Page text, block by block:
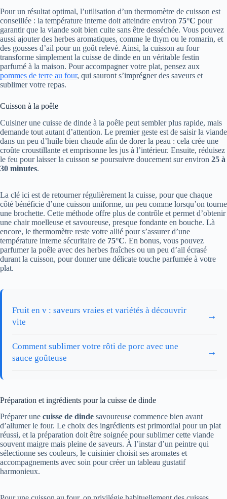
Pour un résultat optimal, l’utilisation d’un thermomètre de cuisson est
conseillée : la température interne doit atteindre environ 75°C pour
garantir que la viande soit bien cuite sans être desséchée. Vous pouvez
aussi ajouter des herbes aromatiques, comme le thym ou le romarin, et
des gousses d’ail pour un goût relevé. Ainsi, la cuisson au four
transforme simplement la cuisse de dinde en un véritable festin
parfumé à la maison. Pour accompagner votre plat, pensez aux
pommes de terre au four, qui sauront s’imprégner des saveurs et
sublimer votre repas.
Cuisson à la poêle
Cuisiner une cuisse de dinde à la poêle peut sembler plus rapide, mais
demande tout autant d’attention. Le premier geste est de saisir la viande
dans un peu d’huile bien chaude afin de dorer la peau : cela crée une
croûte croustillante et emprisonne les jus à l’intérieur. Ensuite, réduisez
le feu pour laisser la cuisson se poursuivre doucement sur environ 25 à
30 minutes.
La clé ici est de retourner régulièrement la cuisse, pour que chaque
côté bénéficie d’une cuisson uniforme, un peu comme lorsqu’on tourne
une brochette. Cette méthode offre plus de contrôle et permet d’obtenir
une chair moelleuse et savoureuse, presque fondante en bouche. Là
encore, le thermomètre reste votre allié pour s’assurer d’une
température interne sécuritaire de 75°C. En bonus, vous pouvez
parfumer la poêle avec des herbes fraîches ou un peu d’ail écrasé
durant la cuisson, pour donner une délicate touche parfumée à votre
plat.
Fruit en v : saveurs vraies et variétés à découvrir
vite
→
Comment sublimer votre rôti de porc avec une
sauce goûteuse
→
Préparation et ingrédients pour la cuisse de dinde
Préparer une cuisse de dinde savoureuse commence bien avant
d’allumer le four. Le choix des ingrédients est primordial pour un plat
réussi, et la préparation doit être soignée pour sublimer cette viande
souvent maigre mais pleine de saveurs. À l’instar d’un peintre qui
sélectionne ses couleurs, le cuisinier choisit ses aromates et
accompagnements avec soin pour créer un tableau gustatif
harmonieux.